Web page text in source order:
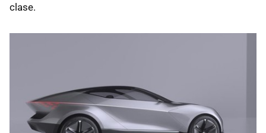
clase.